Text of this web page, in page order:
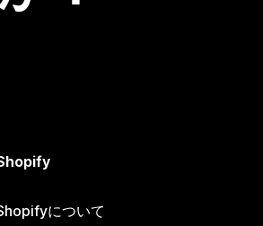
について